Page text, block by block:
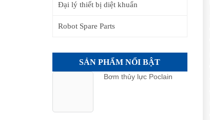
Đại lý thiết bị diệt khuẩn
Robot Spare Parts
SẢN PHẨM NỔI BẬT
Bơm thủy lực Poclain